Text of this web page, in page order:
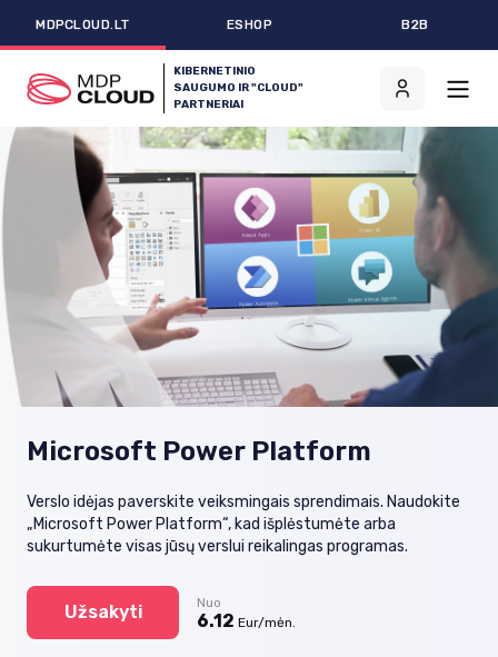
MDPCLOUD.LT ESHOP B2B
KIBERNETINIO
SAUGUMO IR "CLOUD"
PARTNERIAI
Microsoft Power Platform
Verslo idėjas paverskite veiksmingais sprendimais. Naudokite
„Microsoft Power Platform“, kad išplėstumėte arba
sukurtumėte visas jūsų verslui reikalingas programas.
Užsakyti Nuo
6.12 Eur/mėn.